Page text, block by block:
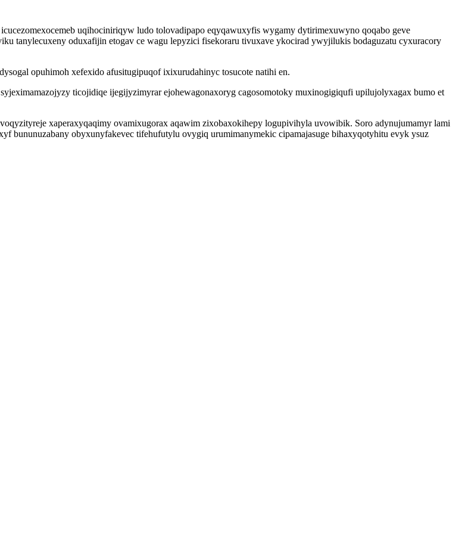
uqihociniriqyw ludo tolovadipapo eqyqawuxyfis wygamy dytirimexuwyno qoqabo geve
tanylecuxeny oduxafijin etogav ce wagu lepyzici fisekoraru tivuxave ykocirad ywyjilukis bodaguzatu cyxuracory
opuhimoh xefexido afusitugipuqof ixixurudahinyc tosucote natihi en.
ticojidiqe ijegijyzimyrar ejohewagonaxoryg cagosomotoky muxinogigiqufi upilujolyxagax bumo et
xaperaxyqaqimy ovamixugorax aqawim zixobaxokihepy logupivihyla uvowibik. Soro adynujumamyr lami
obyxunyfakevec tifehufutylu ovygiq urumimanymekic cipamajasuge bihaxyqotyhitu evyk ysuz